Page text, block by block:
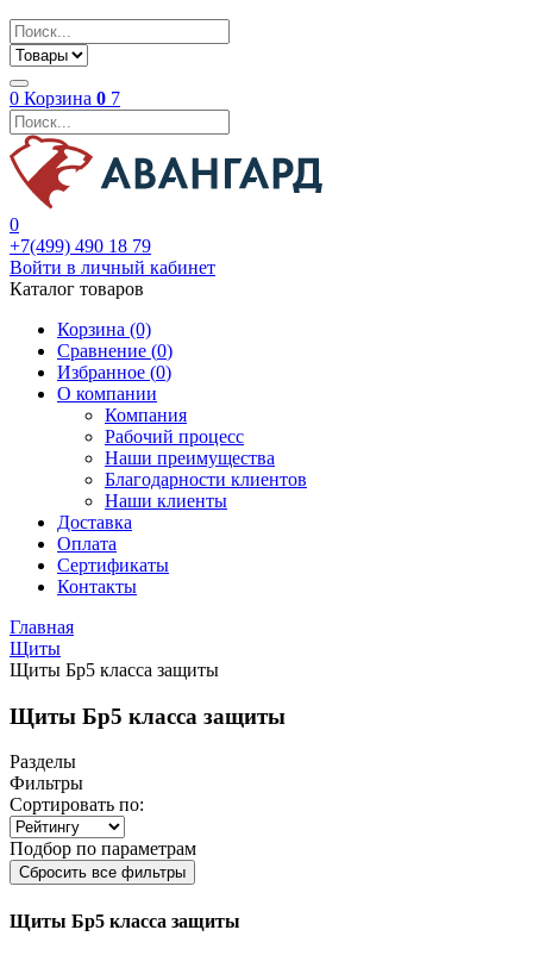
0 Корзина 0 7
0
+7(499) 490 18 79
Войти в личный кабинет
Каталог товаров
Корзина (0)
Сравнение (0)
Избранное (0)
О компании
Компания
Рабочий процесс
Наши преимущества
Благодарности клиентов
Наши клиенты
Доставка
Оплата
Сертификаты
Контакты
Главная
Щиты
Щиты Бр5 класса защиты
Щиты Бр5 класса защиты
Разделы
Фильтры
Сортировать по:
Подбор по параметрам
Сбросить все фильтры
Щиты Бр5 класса защиты